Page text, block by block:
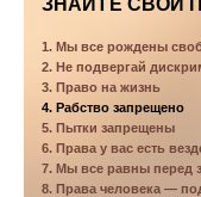
ЗНАЙТЕ СВОИ
1. Мы все рождены
2. Не подвергай
3. Право на жизнь
4. Рабство запрещено
5. Пытки запрещены
6. Права у вас есть
7. Мы все равны перед
8. Права человека —